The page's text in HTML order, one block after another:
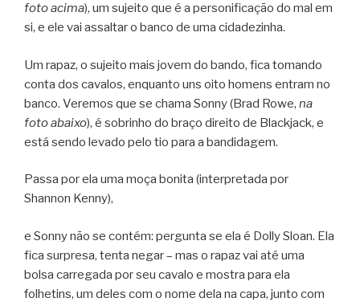
foto acima), um sujeito que é a personificação do mal em
si, e ele vai assaltar o banco de uma cidadezinha.
Um rapaz, o sujeito mais jovem do bando, fica tomando
conta dos cavalos, enquanto uns oito homens entram no
banco. Veremos que se chama Sonny (Brad Rowe, na
foto abaixo), é sobrinho do braço direito de Blackjack, e
está sendo levado pelo tio para a bandidagem.
Passa por ela uma moça bonita (interpretada por
Shannon Kenny),
e Sonny não se contém: pergunta se ela é Dolly Sloan. Ela
fica surpresa, tenta negar – mas o rapaz vai até uma
bolsa carregada por seu cavalo e mostra para ela
folhetins, um deles com o nome dela na capa, junto com